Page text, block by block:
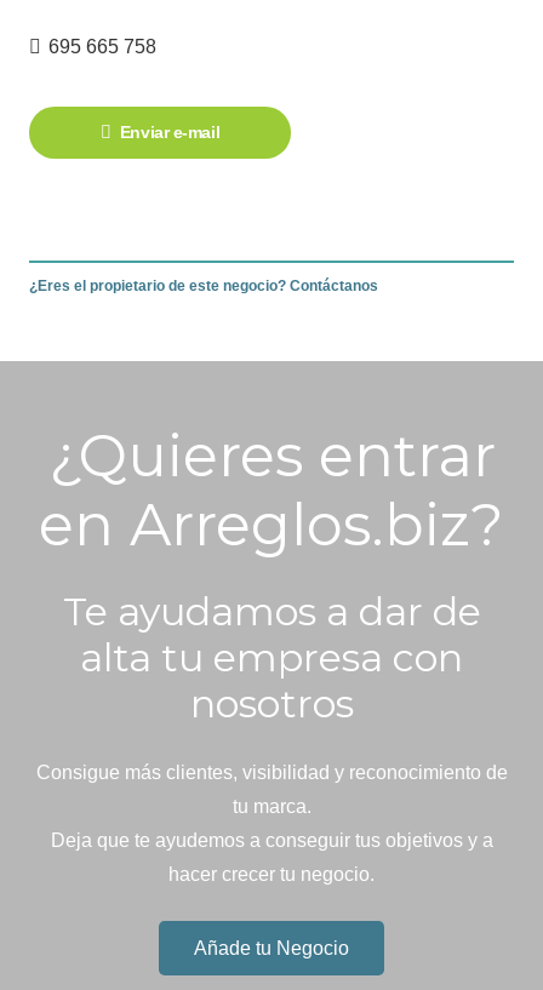
695 665 758
Enviar e-mail
¿Eres el propietario de este negocio? Contáctanos
¿Quieres entrar
en Arreglos.biz?
Te ayudamos a dar de
alta tu empresa con
nosotros
Consigue más clientes, visibilidad y reconocimiento de
tu marca.
Deja que te ayudemos a conseguir tus objetivos y a
hacer crecer tu negocio.
Añade tu Negocio